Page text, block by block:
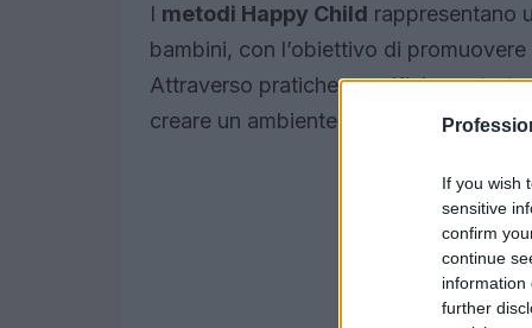
If you wish
sensitive
confirm
continue
information
further
I metodi Happy Child rappresentano
bambini, con l’obiettivo di
Attraverso pratiche specifiche e
creare un ambiente favorevole alla